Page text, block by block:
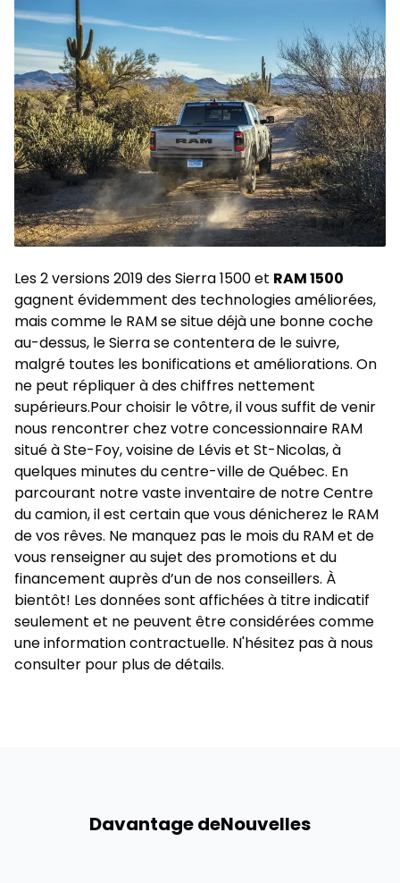
Les 2 versions 2019 des Sierra 1500 et RAM 1500
gagnent évidemment des technologies améliorées,
mais comme le RAM se situe déjà une bonne coche
au-dessus, le Sierra se contentera de le suivre,
malgré toutes les bonifications et améliorations. On
ne peut répliquer à des chiffres nettement
supérieurs.Pour choisir le vôtre, il vous suffit de venir
nous rencontrer chez votreconcessionnaire RAM
situé à Ste-Foy, voisine de Lévis et St-Nicolas, à
quelques minutes du centre-ville de Québec. En
parcourant notre vaste inventaire de notre Centre
du camion, il est certain que vous dénicherez le RAM
de vos rêves. Ne manquez pas le mois du RAM et de
vous renseigner au sujet des promotionset du
financement auprès d’un de nos conseillers. À
bientôt! Les données sont affichées à titre indicatif
seulement et ne peuvent être considérées comme
une information contractuelle. N'hésitez pas à nous
consulter pour plus de détails.
Davantage deNouvelles